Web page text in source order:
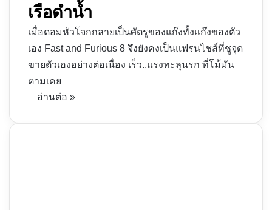
เรือดำน้ำ
เมื่อดอมหัวโจกกลายเป็นศัตรูของแก๊งทั้งแก๊งของตัว
เอง Fast and Furious 8 จึงยังคงเป็นแฟรนไชส์ที่ชูจุด
ขายตัวเองอย่างต่อเนื่อง เร็ว..แรงทะลุนรก ที่โม้มัน
ตามเคย
อ่านต่อ »